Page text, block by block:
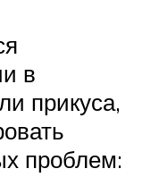
в
прикуса,
проблем: